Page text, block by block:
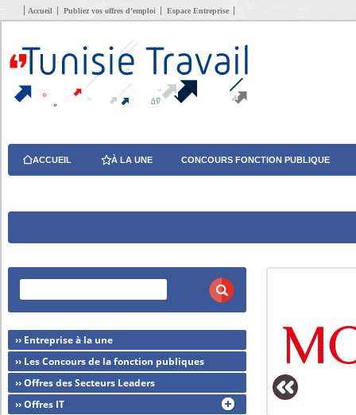
Accueil Publiez vos offres d’emploi Espace Entreprise
ACCUEIL À LA UNE CONCOURS FONCTION PUBLIQUE
›› Entreprise à la une
›› Les Concours de la fonction publiques
›› Offres des Secteurs Leaders
›› Offres IT